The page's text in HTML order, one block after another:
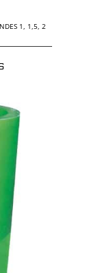
1, 1,5, 2